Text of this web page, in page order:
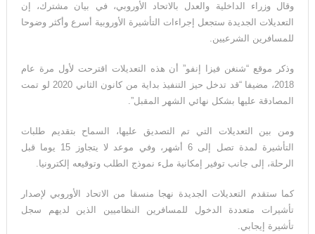
اليابان تكسر أحد أكبر محرمات ما بعد الحرب العالمية الثانية… ثورة
استخباراتية تعيد رسم موازين القوة في آسيا
زلزال بقوة ٧٫١ درجات يهزّ اليابان.. إنذار تسونامي وانهيارات وإجلاء
مئات الآلاف في كيوشو
لاندو نوريس ينهي انتظاراً دام ٨ أشهر… ويُعيد مكلارين إلى منصة
الانتصار في سباق المجر
وقال وزراء الداخلية والعدل بالاتحاد الأوروبي، في بيان مشترك، إن
التعديلات الجديدة ستجعل إجراءات التأشيرة الأوروبية أسرع وأكثر وضوحا
للمسافرين الشرعيين.
وذكر موقع “شنغن فيزا إنفو” أن هذه التعديلات اقترحت لأول مرة عام
2018، مضيفا “قد تدخل حيز التنفيذ بداية من كانون الثاني 2020 لو تمت
المصادقة عليها بشكل نهائي الشهر المقبل”.
ومن بين التعديلات التي تم التصديق عليها، السماح بتقديم طلبات
التأشيرة لمدة تصل إلى 6 أشهر، وفي موعد لا يتجاوز 15 يوما قبل
الرحلة، إلى جانب توفير إمكانية ملء نموذج الطلب وتوقيعه إلكترونيا.
كما ستقدم التعديلات الجديدة نهجا منسقا من الاتحاد الأوروبي لإصدار
تأشيرات متعددة الدخول للمسافرين النظاميين الذين لديهم سجل
تأشيرة إيجابي.